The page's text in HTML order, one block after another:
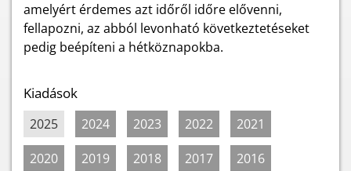
amelyért érdemes azt időről időre elővenni,
fellapozni, az abból levonható következtetéseket
pedig beépíteni a hétköznapokba.
Kiadások
2025 2024 2023 2022
2021
2020
2019 2018 2017
2016